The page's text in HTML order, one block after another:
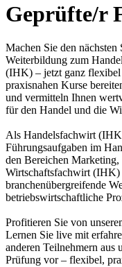
Geprüfte/r
Machen Sie den
Weiterbildung zum
(IHK) – jetzt ganz
praxisnahen Kurse
und vermitteln Ihnen
für den Handel und die
Als Handelsfachwirt
Führungsaufgaben im
den Bereichen
Wirtschaftsfachwirt (IHK)
branchenübergreifende
betriebswirtschaftliche
Profitieren Sie von
Lernen Sie live mit
anderen Teilnehmern
Prüfung vor – flexibel,